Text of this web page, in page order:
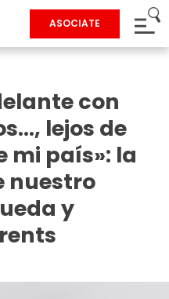
ASOCIATE
con
lejos de
mi país»: la
nuestro
y